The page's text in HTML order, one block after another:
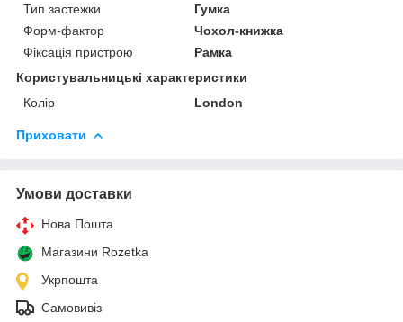
Тип застежки
Гумка
Форм-фактор
Чохол-книжка
Фіксація пристрою
Рамка
Користувальницькі характеристики
Колір
London
Приховати
Умови доставки
Нова Пошта
Магазини Rozetka
Укрпошта
Самовивіз